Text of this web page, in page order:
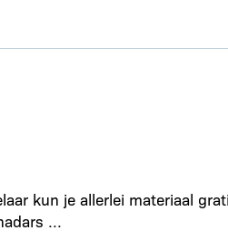
kun je allerlei materiaal
...